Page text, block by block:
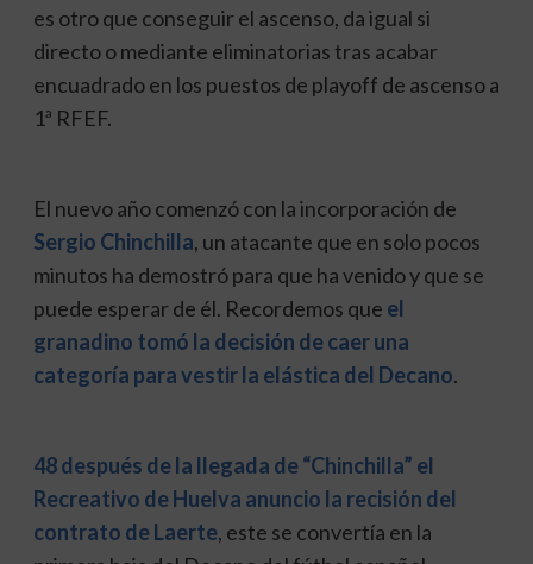
es otro que conseguir el ascenso, da igual si
directo o mediante eliminatorias tras acabar
encuadrado en los puestos de playoff de ascenso a
1ª RFEF.
El nuevo año comenzó con la incorporación de
Sergio Chinchilla, un atacante que en solo pocos
minutos ha demostró para que ha venido y que se
puede esperar de él. Recordemos que el
granadino tomó la decisión de caer una
categoría para vestir la elástica del Decano.
48 después de la llegada de “Chinchilla” el
Recreativo de Huelva anuncio la recisión del
contrato de Laerte, este se convertía en la